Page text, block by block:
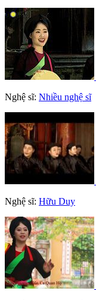
Nghệ sĩ: Nhiều nghệ sĩ
Nghệ sĩ: Hữu Duy